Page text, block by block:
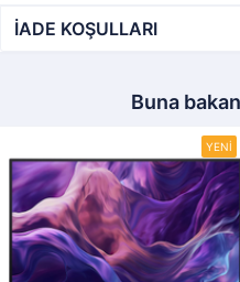
İADE KOŞULLARI
Buna